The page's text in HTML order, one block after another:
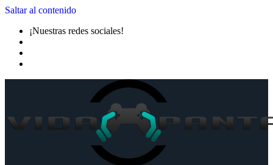
Saltar al contenido
¡Nuestras redes sociales!